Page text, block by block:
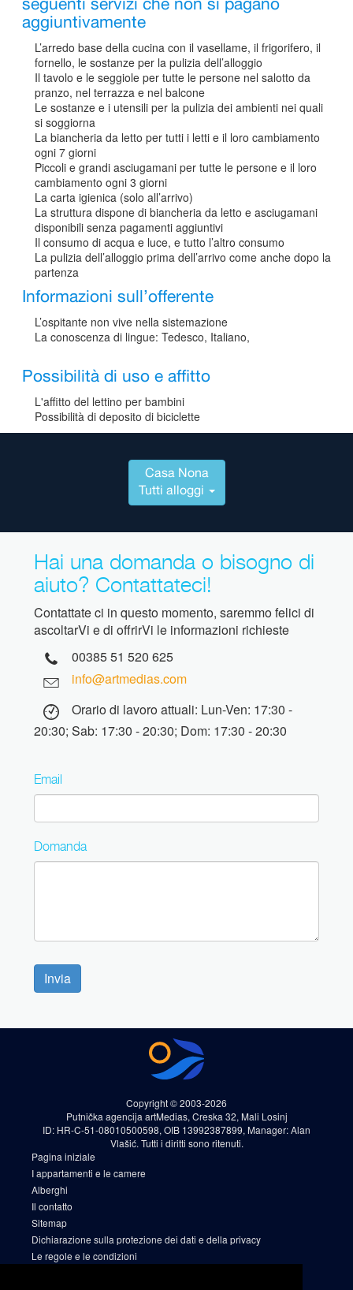
aggiuntivamente
L’arredo base della cucina con il vasellame, il frigorifero, il
fornello, le sostanze per la pulizia dell’alloggio
Il tavolo e le seggiole per tutte le persone nel salotto da
pranzo, nel terrazza e nel balcone
Le sostanze e i utensili per la pulizia dei ambienti nei quali
si soggiorna
La biancheria da letto per tutti i letti e il loro cambiamento
ogni 7 giorni
Piccoli e grandi asciugamani per tutte le persone e il loro
cambiamento ogni 3 giorni
La carta igienica (solo all’arrivo)
La struttura dispone di biancheria da letto e asciugamani
disponibili senza pagamenti aggiuntivi
Il consumo di acqua e luce, e tutto l’altro consumo
La pulizia dell’alloggio prima dell’arrivo come anche dopo la
partenza
Informazioni sull’offerente
L’ospitante non vive nella sistemazione
La conoscenza di lingue: Tedesco, Italiano,
Possibilità di uso e affitto
L'affitto del lettino per bambini
Possibilità di deposito di biciclette
Casa Nona
Tutti alloggi
Hai una domanda o bisogno di
aiuto? Contattateci!
Contattate ci in questo momento, saremmo felici di
ascoltarVi e di offrirVi le informazioni richieste
00385 51 520 625
info@artmedias.com
Orario di lavoro attuali: Lun-Ven: 17:30 -
20:30; Sab: 17:30 - 20:30; Dom: 17:30 - 20:30
Email
Domanda
Invia
Copyright © 2003-2026
Putnička agencija artMedias, Creska 32, Mali Losinj
ID: HR-C-51-08010500598, OIB 13992387899, Manager: Alan
Vlašić. Tutti i diritti sono ritenuti.
Pagina iniziale
I appartamenti e le camere
Alberghi
Il contatto
Sitemap
Dichiarazione sulla protezione dei dati e della privacy
Le regole e le condizioni